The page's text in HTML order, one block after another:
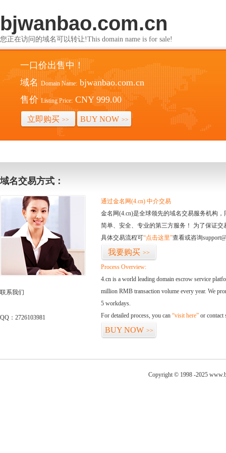
bjwanbao.com.cn
您正在访问的域名可以转让!This domain name is for sale!
一口价出售中！
域名 Domain Name: bjwanbao.com.cn
售价 Listing Price: CNY 999.00
立即购买 >> BUY NOW >>
域名交易方式：
联系我们
QQ：2726103981
通过金名网(4.cn) 中介交易
金名网(4.cn)是全球领先的域名交易服务机构
简单、安全、专业的第三方服务！ 为了保证
具体交易流程可“点击这里”查看或咨询
我要购买 >>
Process Overview:
4.cn is a world leading domain escrow service
million RMB transaction volume every year. We
5 workdays.
For detailed process, you can “visit here” or contact
BUY NOW >>
Copyright © 1998 -2025